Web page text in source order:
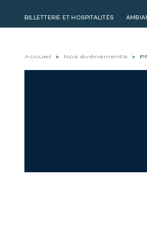
BILLETTERIE ET HOSPITALITÉS
Accueil Nos événements